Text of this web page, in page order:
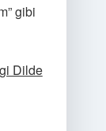
gibi
Dilde